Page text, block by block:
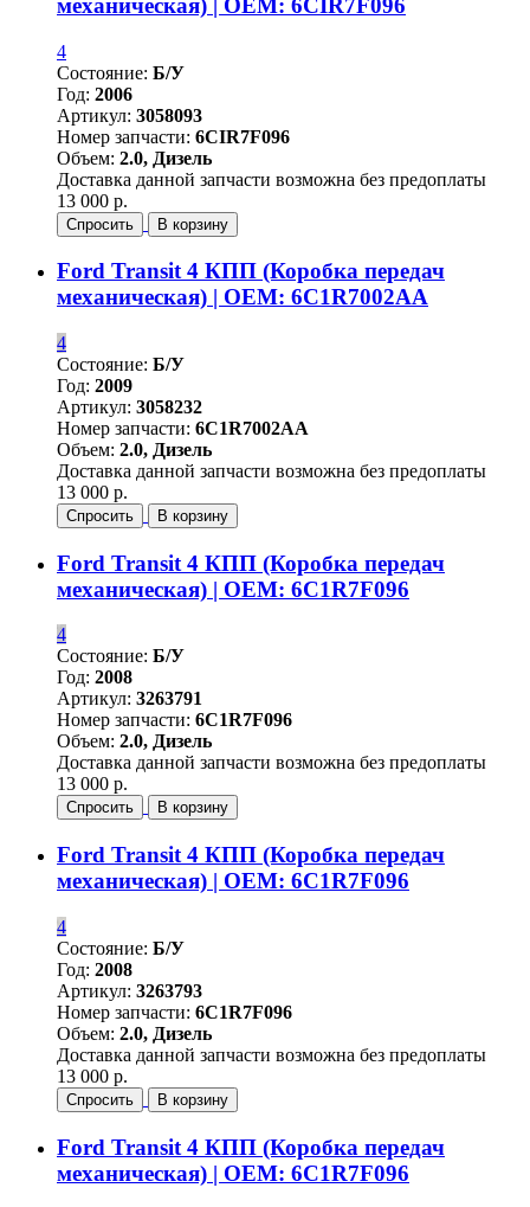
механическая) | OEM: 6CIR7F096
4
Состояние: Б/У
Год: 2006
Артикул: 3058093
Номер запчасти: 6CIR7F096
Объем: 2.0, Дизель
Доставка данной запчасти возможна без предоплаты
13 000 р.
Спросить В корзину
Ford Transit 4 КПП (Коробка передач
механическая) | OEM: 6C1R7002AA
4
Состояние: Б/У
Год: 2009
Артикул: 3058232
Номер запчасти: 6C1R7002AA
Объем: 2.0, Дизель
Доставка данной запчасти возможна без предоплаты
13 000 р.
Спросить В корзину
Ford Transit 4 КПП (Коробка передач
механическая) | OEM: 6C1R7F096
4
Состояние: Б/У
Год: 2008
Артикул: 3263791
Номер запчасти: 6C1R7F096
Объем: 2.0, Дизель
Доставка данной запчасти возможна без предоплаты
13 000 р.
Спросить В корзину
Ford Transit 4 КПП (Коробка передач
механическая) | OEM: 6C1R7F096
4
Состояние: Б/У
Год: 2008
Артикул: 3263793
Номер запчасти: 6C1R7F096
Объем: 2.0, Дизель
Доставка данной запчасти возможна без предоплаты
13 000 р.
Спросить В корзину
Ford Transit 4 КПП (Коробка передач
механическая) | OEM: 6C1R7F096